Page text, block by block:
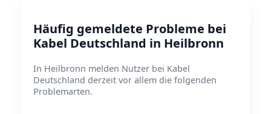
Häufig gemeldete Probleme bei
Kabel Deutschland in Heilbronn
In Heilbronn melden Nutzer bei Kabel
Deutschland derzeit vor allem die folgenden
Problemarten.